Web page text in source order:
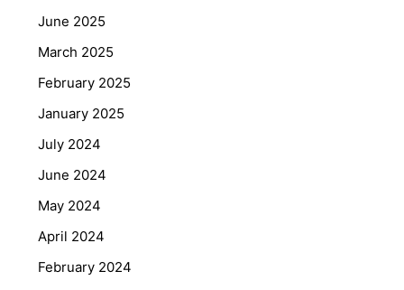
June 2025
March 2025
February 2025
January 2025
July 2024
June 2024
May 2024
April 2024
February 2024